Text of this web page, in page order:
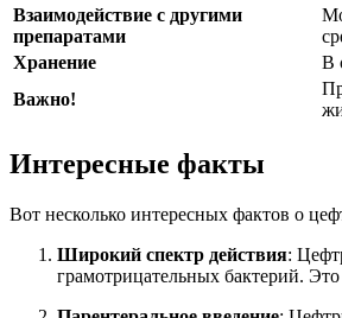
Взаимодействие с другими
препаратами
Хранение
В
Важно!
Интересные факты
Вот несколько интересных фактов о
Широкий спектр действия:
грамотрицательных бактерий.